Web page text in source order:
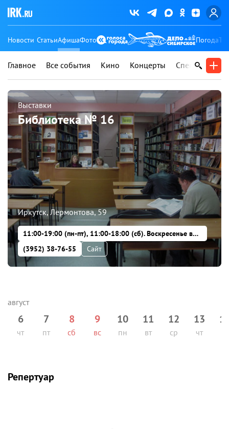
Новости СтатьиАфишаФото Погода
Главное Все события Кино Концерты Спектакли
Выставки
Библиотека № 16
Иркутск, Лермонтова, 59
11:00-19:00 (пн-пт), 11:00-18:00 (сб). Воскресенье выхдоной. Последний четверг месяца -- санитарный день
(3952) 38-76-55
Сайт
6
чт
7
пт
8
сб
9
вс
10
пн
11
вт
12
ср
13
чт
Репертуар